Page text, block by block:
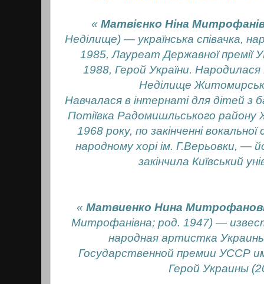
«Матвієнко Ніна
Неділище) — українська співачка,
1985, Лауреат Державної премії
1988, Герой України. Народилася
Неділище
Навчалася в інтернаті для дітей з
Потіївка Радомишльського району
1968 року, по закінченні вокальної
народному хорі ім. Г.Верьовки, —
закінчила Київський
«Матвиенко Нина
Митрофанівна; род. 1947) —
народная артистка
Государственной премии УССР
Герой Украины